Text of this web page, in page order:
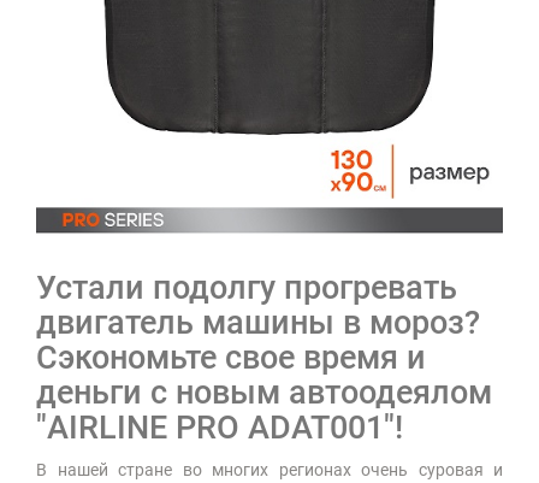
Устали подолгу прогревать
двигатель машины в мороз?
Сэкономьте свое время и
деньги с новым автоодеялом
"AIRLINE PRO ADAT001"!
В нашей стране во многих регионах очень суровая и